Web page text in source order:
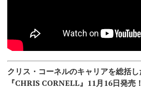
クリス・コーネルのキャリアを総括
『CHRIS CORNELL』11月16日発売！